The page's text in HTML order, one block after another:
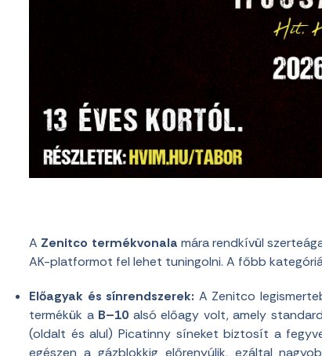
A Zenitco termékvonala mára rendkívül
AK-platformot fel lehet tuningolni. A főbb
Előagyak és sínrendszerek: A Zenitco
termékük a B–10 alsó előagy volt, amely
(oldalt és alul) Picatinny síneket biztosít a
egészen a gázblokkig előrenyúlik, ezáltal